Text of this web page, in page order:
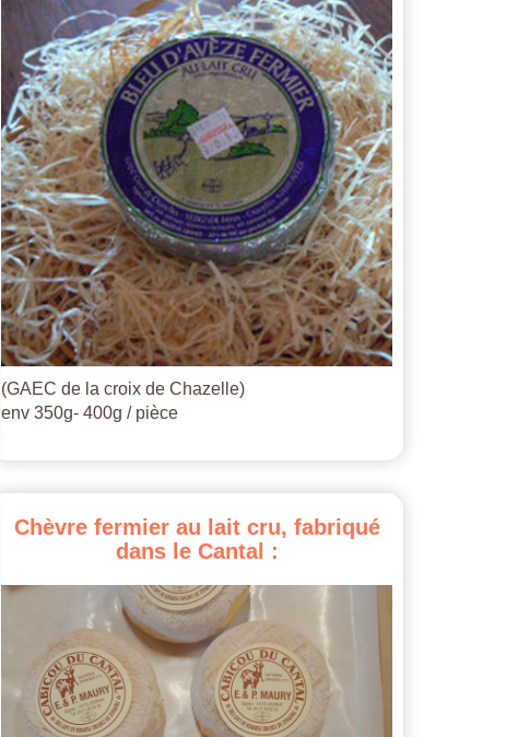
(GAEC de la croix de Chazelle)
env 350g- 400g / pièce
Chèvre fermier au lait cru, fabriqué
dans le Cantal :